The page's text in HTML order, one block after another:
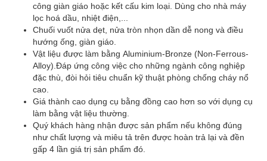
công giàn giáo hoặc kết cấu kim loại. Dùng cho nhà máy
lọc hoá dầu, nhiệt điện,...
Chuối vuốt nửa dẹt, nửa tròn nhọn dần dễ nong và điều
hướng ống, giàn giáo.
Vật liệu được làm bằng Aluminium-Bronze (Non-Ferrous-
Alloy).Đáp ứng công việc cho những ngành công nghiệp
đặc thù, đòi hỏi tiêu chuẩn kỹ thuật phòng chống cháy nổ
cao.
Giá thành cao dụng cụ bằng đồng cao hơn so với dụng cụ
làm bằng vật liệu thường.
Quý khách hàng nhận được sản phẩm nếu không đúng
như chất lượng và miêu tả trên được hoàn trả lại và đền
gấp 4 lần giá trị sản phẩm đó.